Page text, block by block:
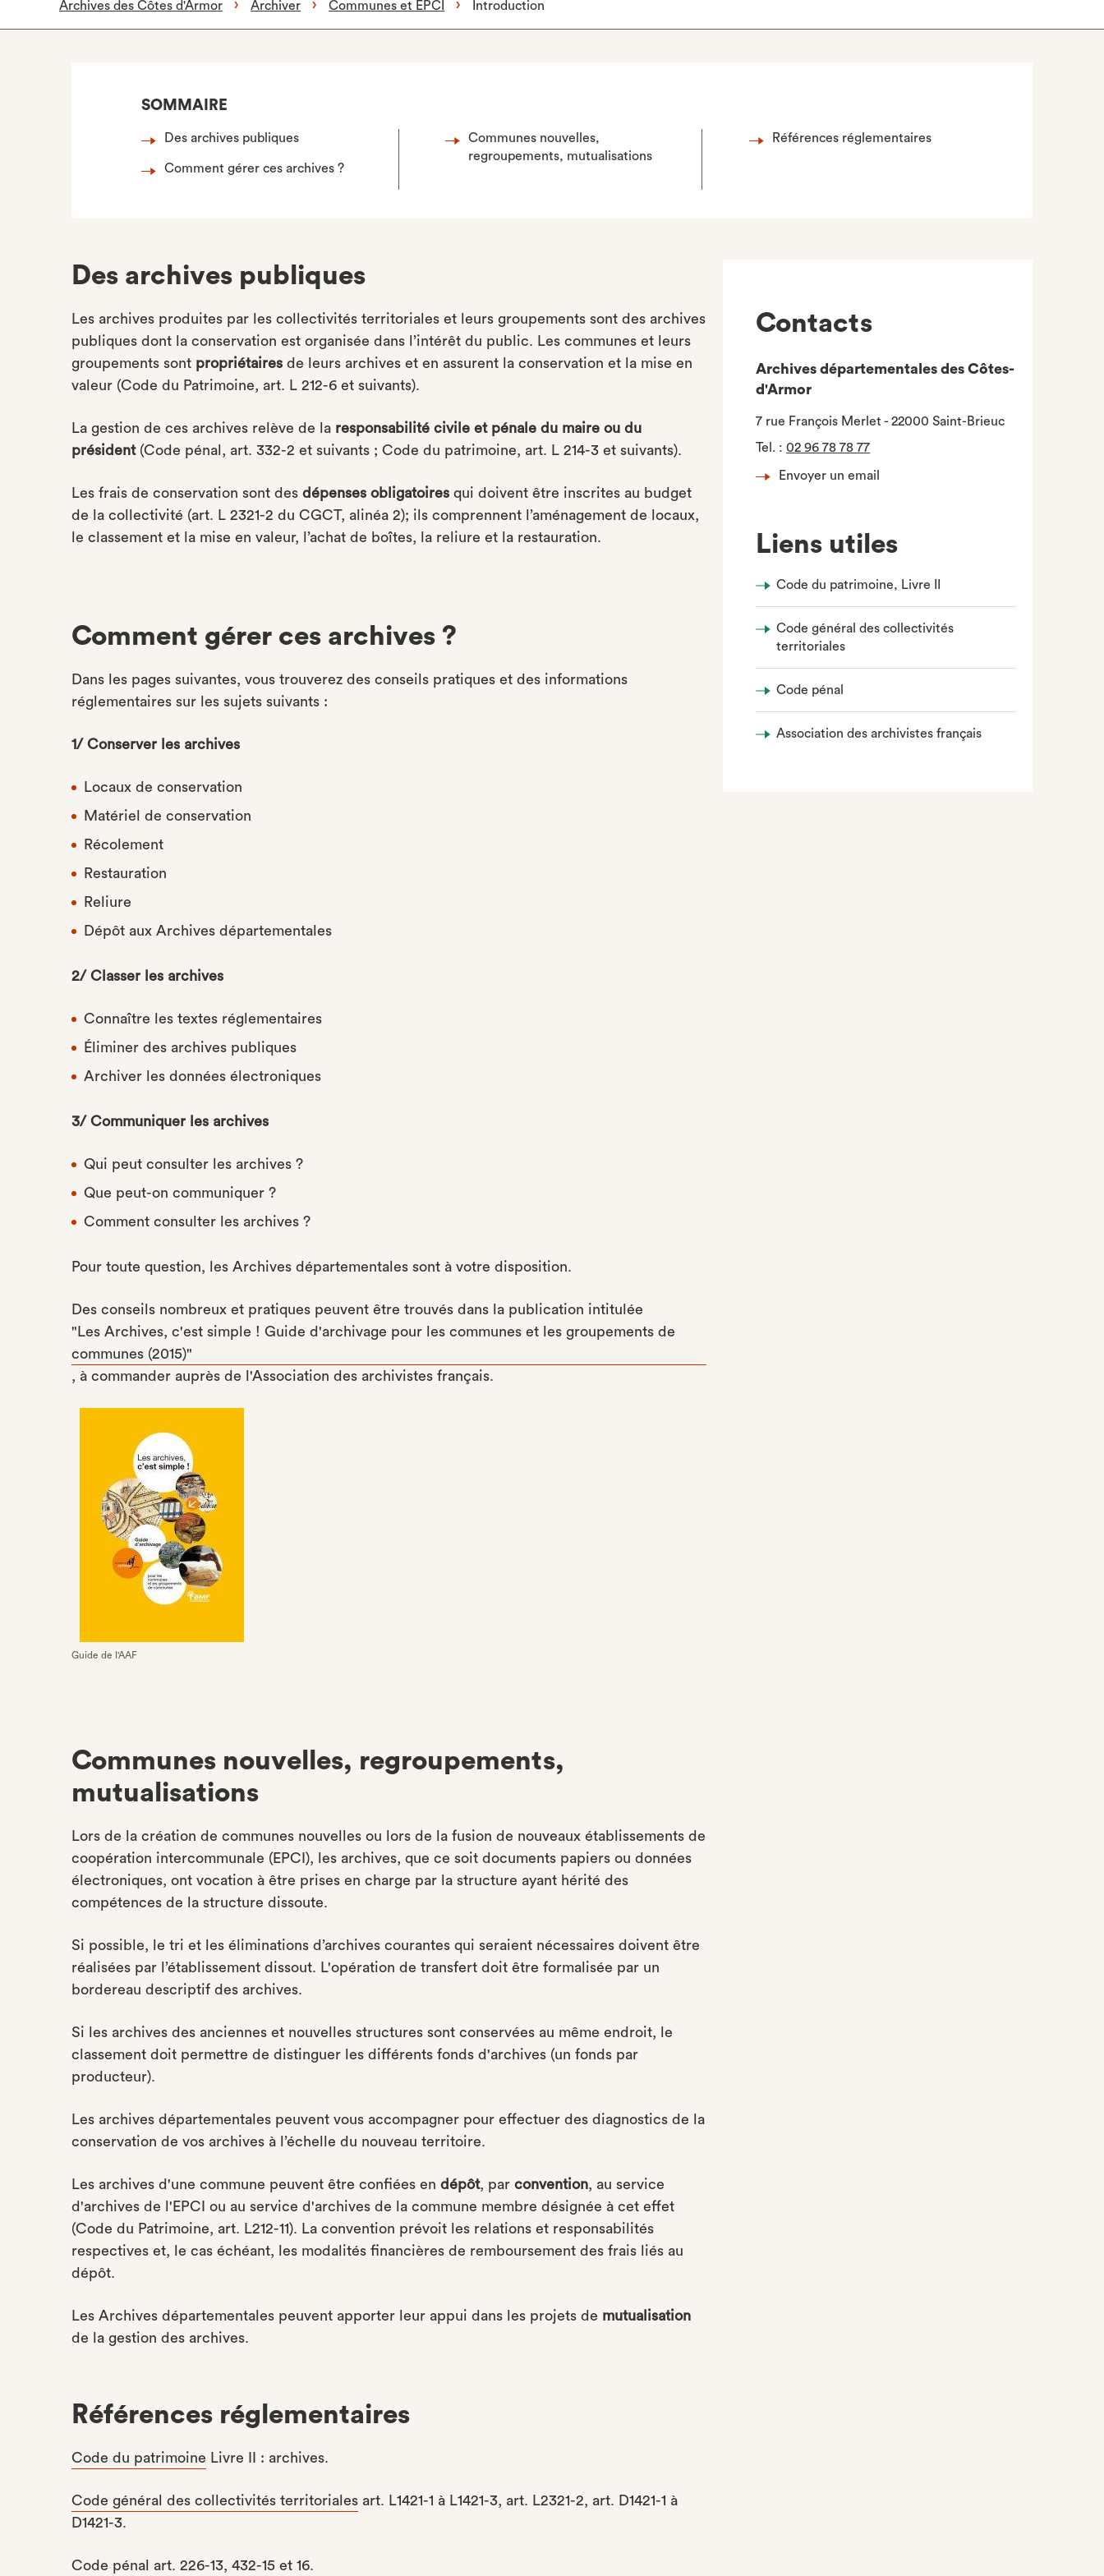
Archives des Côtes d'Armor Archiver Communes et EPCI Introduction
SOMMAIRE
Des archives publiques
Comment gérer ces archives ?
Communes nouvelles,
regroupements, mutualisations
Références réglementaires
Des archives publiques
Les archives produites par les collectivités territoriales et leurs groupements sont des archives
publiques dont la conservation est organisée dans l’intérêt du public. Les communes et leurs
groupements sont propriétaires de leurs archives et en assurent la conservation et la mise en
valeur (Code du Patrimoine, art. L 212-6 et suivants).
La gestion de ces archives relève de la responsabilité civile et pénale du maire ou du
président(Code pénal, art. 332-2 et suivants ; Code du patrimoine, art. L 214-3 et suivants).
Les frais de conservation sont des dépenses obligatoires qui doivent être inscrites au budget
de la collectivité (art. L 2321-2 du CGCT, alinéa 2); ils comprennent l’aménagement de locaux,
le classement et la mise en valeur, l’achat de boîtes, la reliure et la restauration.
Comment gérer ces archives ?
Dans les pages suivantes, vous trouverez des conseils pratiques et des informations
réglementaires sur les sujets suivants :
1/ Conserver les archives
Locaux de conservation
Matériel de conservation
Récolement
Restauration
Reliure
Dépôt aux Archives départementales
2/ Classer les archives
Connaître les textes réglementaires
Éliminer des archives publiques
Archiver les données électroniques
3/ Communiquer les archives
Qui peut consulter les archives ?
Que peut-on communiquer ?
Comment consulter les archives ?
Pour toute question, les Archives départementales sont à votre disposition.
Des conseils nombreux et pratiques peuvent être trouvés dans la publication intitulée
"Les Archives, c'est simple ! Guide d'archivage pour les communes et les groupements de
communes (2015)"
, à commander auprès de l'Association des archivistes français.
Guide de l'AAF
Communes nouvelles, regroupements,
mutualisations
Lors de la création de communes nouvelles ou lors de la fusion de nouveaux établissements de
coopération intercommunale (EPCI), les archives, que ce soit documents papiers ou données
électroniques, ont vocation à être prises en charge par la structure ayant hérité des
compétences de la structure dissoute.
Si possible, le tri et les éliminations d’archives courantes qui seraient nécessaires doivent être
réalisées par l’établissement dissout. L'opération de transfert doit être formalisée par un
bordereau descriptif des archives.
Si les archives des anciennes et nouvelles structures sont conservées au même endroit, le
classement doit permettre de distinguer les différents fonds d'archives (un fonds par
producteur).
Les archives départementales peuvent vous accompagner pour effectuer des diagnostics de la
conservation de vos archives à l’échelle du nouveau territoire.
Les archives d'une commune peuvent être confiées en dépôt, par convention, au service
d'archives de l'EPCI ou au service d'archives de la commune membre désignée à cet effet
(Code du Patrimoine, art. L212-11). La convention prévoit les relations et responsabilités
respectives et, le cas échéant, les modalités financières de remboursement des frais liés au
dépôt.
Les Archives départementales peuvent apporter leur appui dans les projets de mutualisation
de la gestion des archives.
Références réglementaires
Code du patrimoine Livre II : archives.
Code général des collectivités territoriales art. L1421-1 à L1421-3, art. L2321-2, art. D1421-1 à
D1421-3.
Code pénal art. 226-13, 432-15 et 16.
Contacts
Archives départementales des Côtes-
d'Armor
7 rue François Merlet - 22000 Saint-Brieuc
Tel. :02 96 78 78 77
Envoyer un email
Liens utiles
Code du patrimoine, Livre II
Code général des collectivités
territoriales
Code pénal
Association des archivistes français